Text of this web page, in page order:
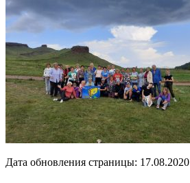
Дата обновления страницы: 17.08.2020